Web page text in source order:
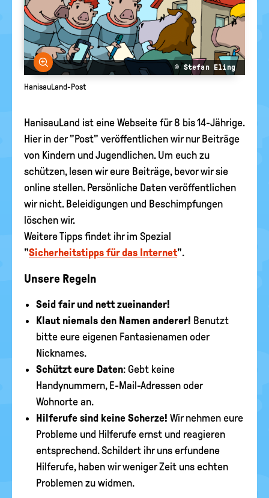
politische
Bildung
Bild vergrößern
© Stefan Eling
HanisauLand-Post
HanisauLand ist eine Webseite für 8 bis 14-Jährige.
Hier in der "Post" veröffentlichen wir nur Beiträge
von Kindern und Jugendlichen. Um euch zu
schützen, lesen wir eure Beiträge, bevor wir sie
online stellen. Persönliche Daten veröffentlichen
wir nicht. Beleidigungen und Beschimpfungen
löschen wir.
Weitere Tipps findet ihr im Spezial
"Sicherheitstipps für das Internet".
Unsere Regeln
Seid fair und nett zueinander!
Klaut niemals den Namen anderer! Benutzt
bitte eure eigenen Fantasienamen oder
Nicknames.
Schützt eure Daten: Gebt keine
Handynummern, E-Mail-Adressen oder
Wohnorte an.
Hilferufe sind keine Scherze! Wir nehmen eure
Probleme und Hilferufe ernst und reagieren
entsprechend. Schildert ihr uns erfundene
Hilferufe, haben wir weniger Zeit uns echten
Problemen zu widmen.